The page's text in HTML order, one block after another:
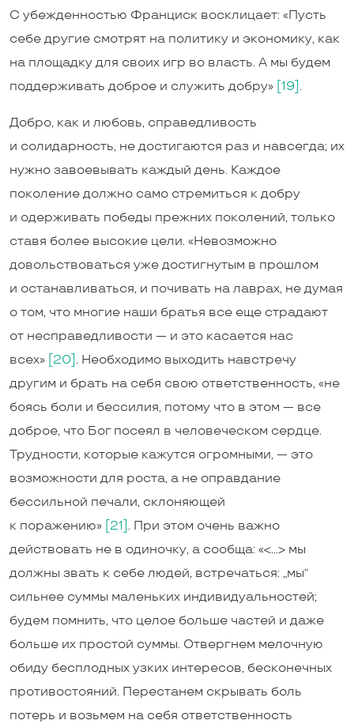
С убежденностью Франциск восклицает: «Пусть
себе другие смотрят на политику и экономику, как
на площадку для своих игр во власть. А мы будем
поддерживать доброе и служить добру» [19] .
Добро, как и любовь, справедливость
и солидарность, не достигаются раз и навсегда; их
нужно завоевывать каждый день. Каждое
поколение должно само стремиться к добру
и одерживать победы прежних поколений, только
ставя более высокие цели. «Невозможно
довольствоваться уже достигнутым в прошлом
и останавливаться, и почивать на лаврах, не думая
о том, что многие наши братья все еще страдают
от несправедливости — и это касается нас
всех» [20] . Необходимо выходить навстречу
другим и брать на себя свою ответственность, «не
боясь боли и бессилия, потому что в этом — все
доброе, что Бог посеял в человеческом сердце.
Трудности, которые кажутся огромными, — это
возможности для роста, а не оправдание
бессильной печали, склоняющей
к поражению» [21] . При этом очень важно
действовать не в одиночку, а сообща: «<…> мы
должны звать к себе людей, встречаться: „мы“
сильнее суммы маленьких индивидуальностей;
будем помнить, что целое больше частей и даже
больше их простой суммы. Отвергнем мелочную
обиду бесплодных узких интересов, бесконечных
противостояний. Перестанем скрывать боль
потерь и возьмем на себя ответственность